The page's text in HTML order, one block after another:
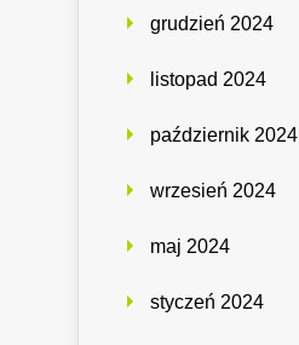
grudzień 2024
listopad 2024
październik 2024
wrzesień 2024
maj 2024
styczeń 2024